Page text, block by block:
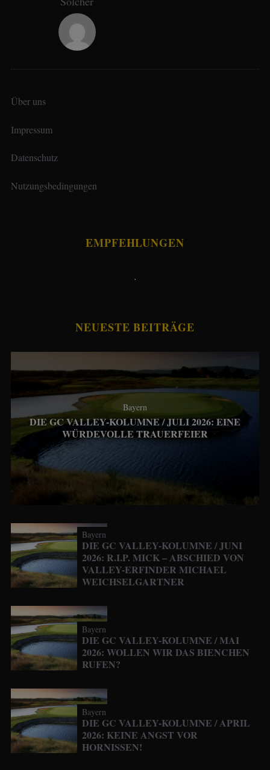
Über uns
Impressum
Datenschutz
Nutzungsbedingungen
EMPFEHLUNGEN
.
NEUESTE BEITRÄGE
Bayern
DIE GC VALLEY-KOLUMNE / JULI 2026: EINE
WÜRDEVOLLE TRAUERFEIER
Bayern
DIE GC VALLEY-KOLUMNE / JUNI
2026: R.I.P. MICK – ABSCHIED VON
VALLEY-ERFINDER MICHAEL
WEICHSELGARTNER
Bayern
DIE GC VALLEY-KOLUMNE / MAI
2026: WOLLEN WIR DAS BIENCHEN
RUFEN?
Bayern
DIE GC VALLEY-KOLUMNE / APRIL
2026: KEINE ANGST VOR
HORNISSEN!